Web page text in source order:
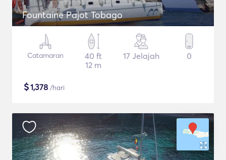
Fountaine Pajot Tobago
Catamaran
40 ft
12 m
17 Jelajah 0
$1,378 /hari